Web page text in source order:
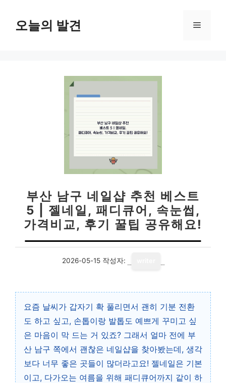
오늘의 발견 메
부산 남구 네일샵 추천 베스트
5 | 젤네일, 패디큐어, 속눈썹,
가격비교, 후기 꿀팁 공유해요!
2026-05-15 작성자:
요즘 날씨가 갑자기 확 풀리면서 괜히 기분 전환
도 하고 싶고, 손톱이랑 발톱도 예쁘게 꾸미고 싶
은 마음이 막 드는 거 있죠? 그래서 얼마 전에 부
산 남구 쪽에서 괜찮은 네일샵을 찾아봤는데, 생각
보다 너무 좋은 곳들이 많더라고요! 젤네일은 기본
이고, 다가오는 여름을 위해 패디큐어까지 같이 하